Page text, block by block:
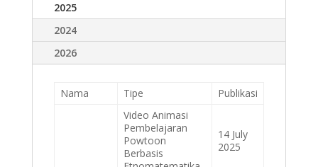
2025
2024
2026
Nama Tipe Publikasi
Video Animasi
Pembelajaran
Powtoon
Berbasis
14 July
2025